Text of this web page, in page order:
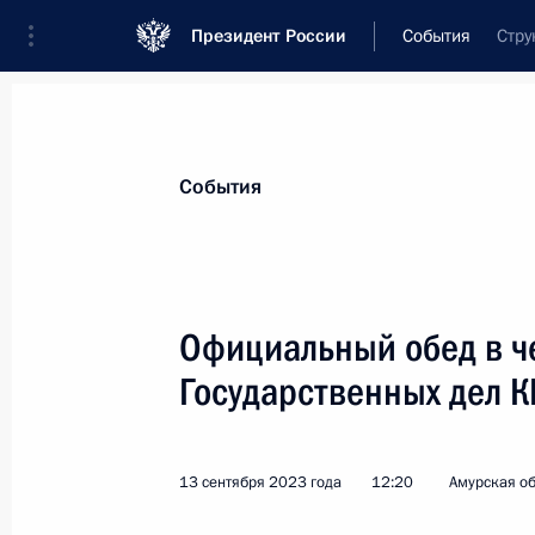
Президент России События
Новости
Послания Федеральному Собранию
Заявления по важнейшим вопросам
Речи и обращения
События
Официальный обед в
Государственных
13 сентября 2023 года 12:20 Амурская